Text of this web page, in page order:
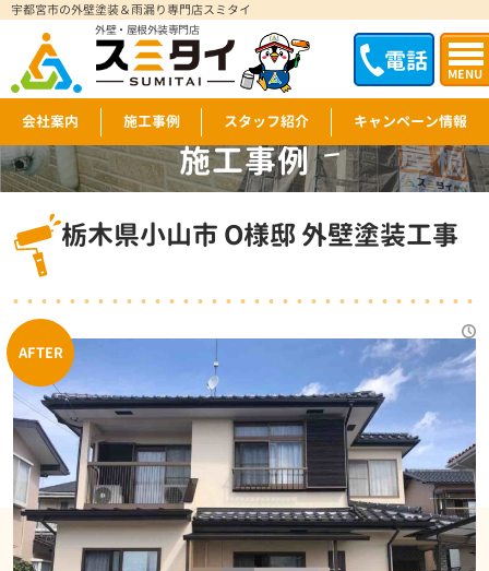
電話 MENU
宇都宮市の外壁塗装＆雨漏り専門店スミタイ
外壁・屋根外装専門店
会社案内 施工事例 スタッフ紹介 キャンペーン情報
施工事例
WORKS
栃木県小山市 O様邸 外壁塗装工事